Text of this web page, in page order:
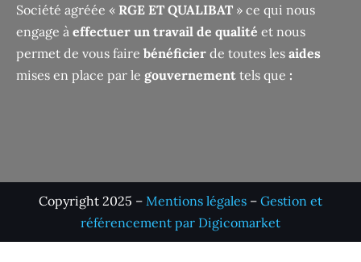
Société agréée « RGE ET QUALIBAT » ce qui nous
engage à effectuer un travail de qualité et nous
permet de vous faire bénéficier de toutes les aides
mises en place par le gouvernement tels que :
Copyright 2025 – Mentions légales – Gestion et
référencement par Digicomarket